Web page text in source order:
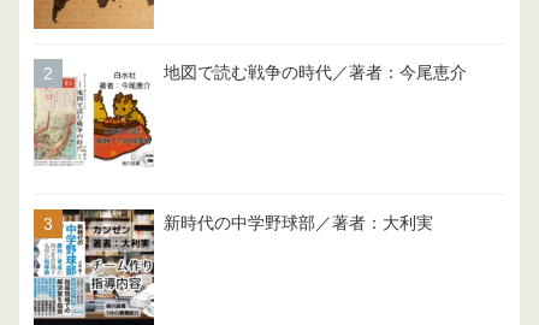
地図で読む戦争の時代／著者：今尾恵介
新時代の中学野球部／著者：大利実